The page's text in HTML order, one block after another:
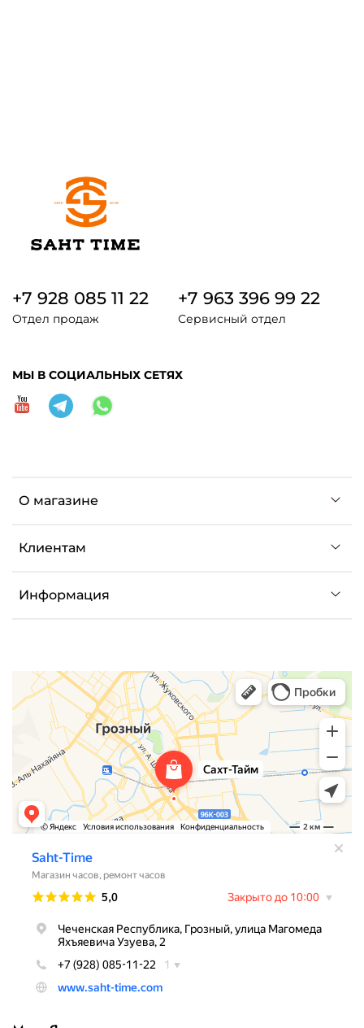
О магазине
Клиентам
Информация
+7 928 085 11 22
Отдел продаж
+7 963 396 99 22
Сервисный отдел
МЫ В СОЦИАЛЬНЫХ СЕТЯХ